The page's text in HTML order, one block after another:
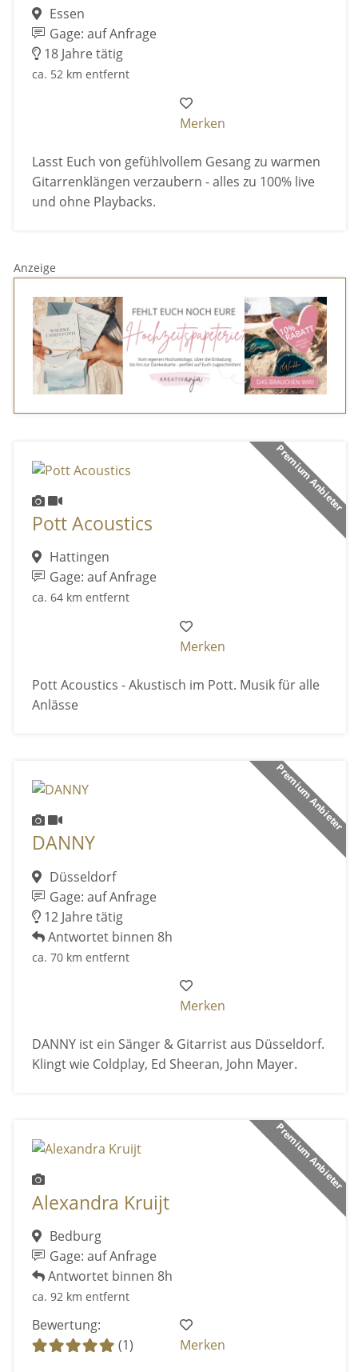
Essen
Gage: auf Anfrage
18 Jahre tätig
ca. 52 km entfernt
Merken
Lasst Euch von gefühlvollem Gesang zu warmen
Gitarrenklängen verzaubern - alles zu 100% live
und ohne Playbacks.
Anzeige
Premium Anbieter
Pott Acoustics
Hattingen
Gage: auf Anfrage
ca. 64 km entfernt
Merken
Pott Acoustics - Akustisch im Pott. Musik für alle
Anlässe
Premium Anbieter
DANNY
Düsseldorf
Gage: auf Anfrage
12 Jahre tätig
Antwortet binnen 8h
ca. 70 km entfernt
Merken
DANNY ist ein Sänger & Gitarrist aus Düsseldorf.
Klingt wie Coldplay, Ed Sheeran, John Mayer.
Premium Anbieter
Alexandra Kruijt
Bedburg
Gage: auf Anfrage
Antwortet binnen 8h
ca. 92 km entfernt
Bewertung:
(1)
Merken